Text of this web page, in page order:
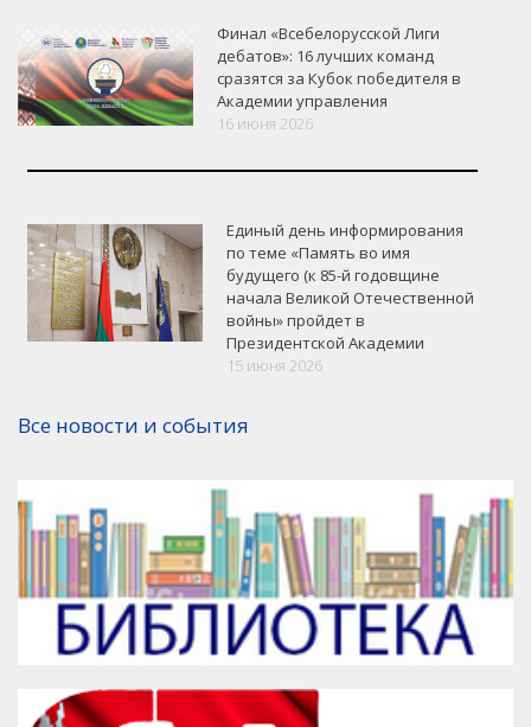
VK Google+ Facebook
Версия для печати
Финал «Всебелорусской Лиги
дебатов»: 16 лучших команд
сразятся за Кубок победителя в
Академии управления
16 июня 2026
Единый день информирования
по теме «Память во имя
будущего (к 85-й годовщине
начала Великой Отечественной
войны» пройдет в
Президентской Академии
15 июня 2026
Все новости и события